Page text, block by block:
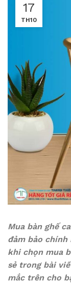
17
TH10
Mua bàn ghế
đảm bảo chính
khi chọn mua
sẻ trong bài
mắc trên cho